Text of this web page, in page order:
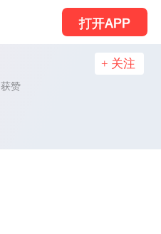
打开APP
获赞
+ 关注